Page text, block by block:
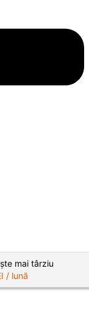
mai târziu
/ lună